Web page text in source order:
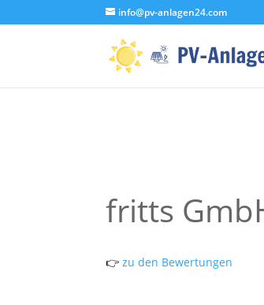
info@pv-anlagen24.com
fritts
👉 zu den Bewertungen